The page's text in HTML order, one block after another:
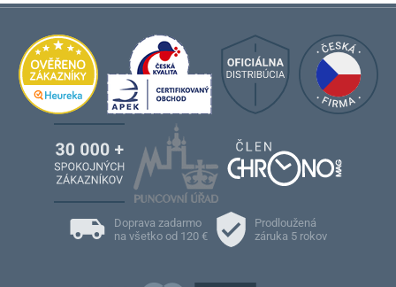
Doprava zadarmo
na všetko od 120 €
Prodloužená
záruka 5 rokov